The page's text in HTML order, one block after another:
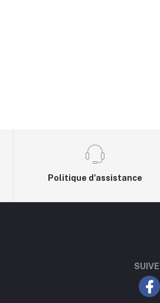
Politique d'assistance